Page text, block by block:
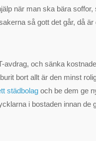
när man ska bära
så gott det går, då är
avdrag, och sänka
bort allt är den minst
städbolag och be dem ge
i bostaden innan de